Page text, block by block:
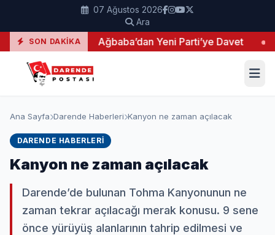
07 Ağustos 2026
Ara
SON DAKIKA
● Ağbaba’dan Yeni Parti’ye Davet ●
Ana Sayfa Darende Haberleri Kanyon ne zaman açılacak
DARENDE HABERLERI
Kanyon ne zaman açılacak
Darende’de bulunan Tohma Kanyonunun ne
zaman tekrar açılacağı merak konusu. 9 sene
önce yürüyüş alanlarının tahrip edilmesi ve